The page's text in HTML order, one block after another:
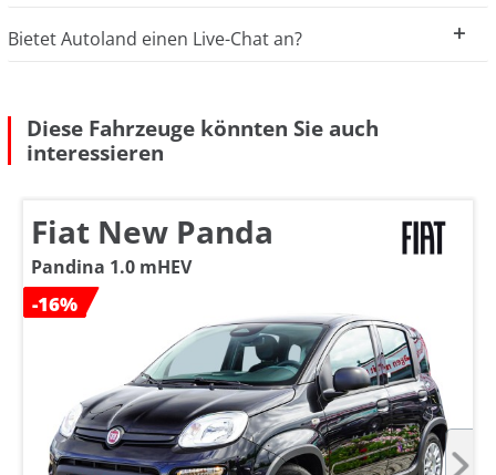
Bietet Autoland einen Live-Chat an?
Diese Fahrzeuge könnten Sie auch
interessieren
Fiat New Panda
Pandina 1.0 mHEV
-16%